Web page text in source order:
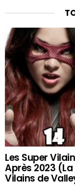
Les Super
Après 2023 (La
Vilains de